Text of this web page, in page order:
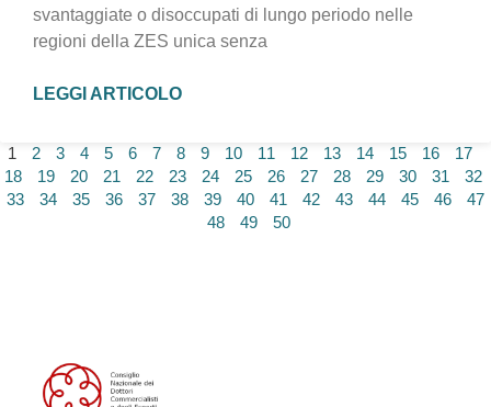
svantaggiate o disoccupati di lungo periodo nelle
regioni della ZES unica senza
LEGGI ARTICOLO
1 2 3 4 5 6 7 8 9 10 11 12 13 14 15 16
17
18
19 20 21 22 23 24 25 26 27 28 29 30 31
32
33
34 35 36 37 38 39 40 41 42 43 44 45 46
47
48
49 50